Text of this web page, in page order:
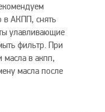
в АКПП, снять
улавливающие
фильтр. При
масла в акпп,
масла после